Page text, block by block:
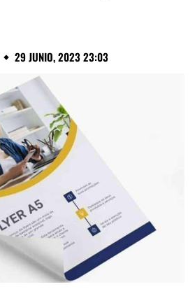
29 JUNIO, 2023 23:03